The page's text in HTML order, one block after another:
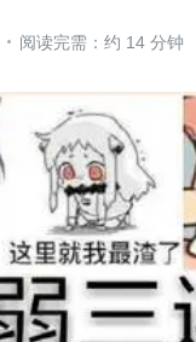
阅读完需：约 14 分钟